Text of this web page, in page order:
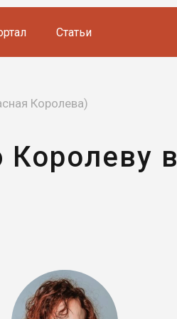
Статьи
Королева)
Королеву в